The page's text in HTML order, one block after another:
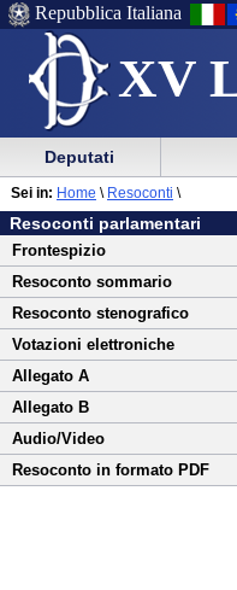
XV
Menu
di
ausilio
alla
navigazione
Menu
di
navigazione
principale
Repubblica Italiana
Menu
di
navigazione
principale
menu
di
sezione
Deputati
Vai
al
contenuto
Resoconti parlamentari
Frontespizio
Resoconto sommario
Resoconto stenografico
Votazioni elettroniche
Allegato A
Allegato B
Audio/Video
Resoconto in formato PDF
Sei in: Home \ Resoconti \